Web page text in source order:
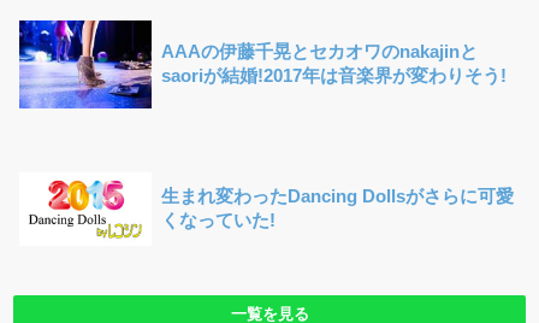
AAAの伊藤千晃とセカオワのnakajinと
saoriが結婚!2017年は音楽界が変わりそう!
生まれ変わったDancing Dollsがさらに可愛
くなっていた!
一覧を見る